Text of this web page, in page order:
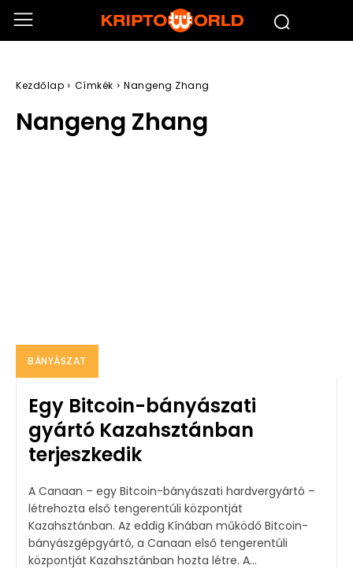
Kezdőlap Címkék Nangeng Zhang
Nangeng Zhang
BÁNYÁSZAT
Egy Bitcoin-bányászati
gyártó Kazahsztánban
terjeszkedik
A Canaan – egy Bitcoin-bányászati ​​hardvergyártó –
létrehozta első tengerentúli központját
Kazahsztánban. Az eddig Kínában működő Bitcoin-
bányászgépgyártó, a Canaan első tengerentúli
központját Kazahsztánban hozta létre. A...